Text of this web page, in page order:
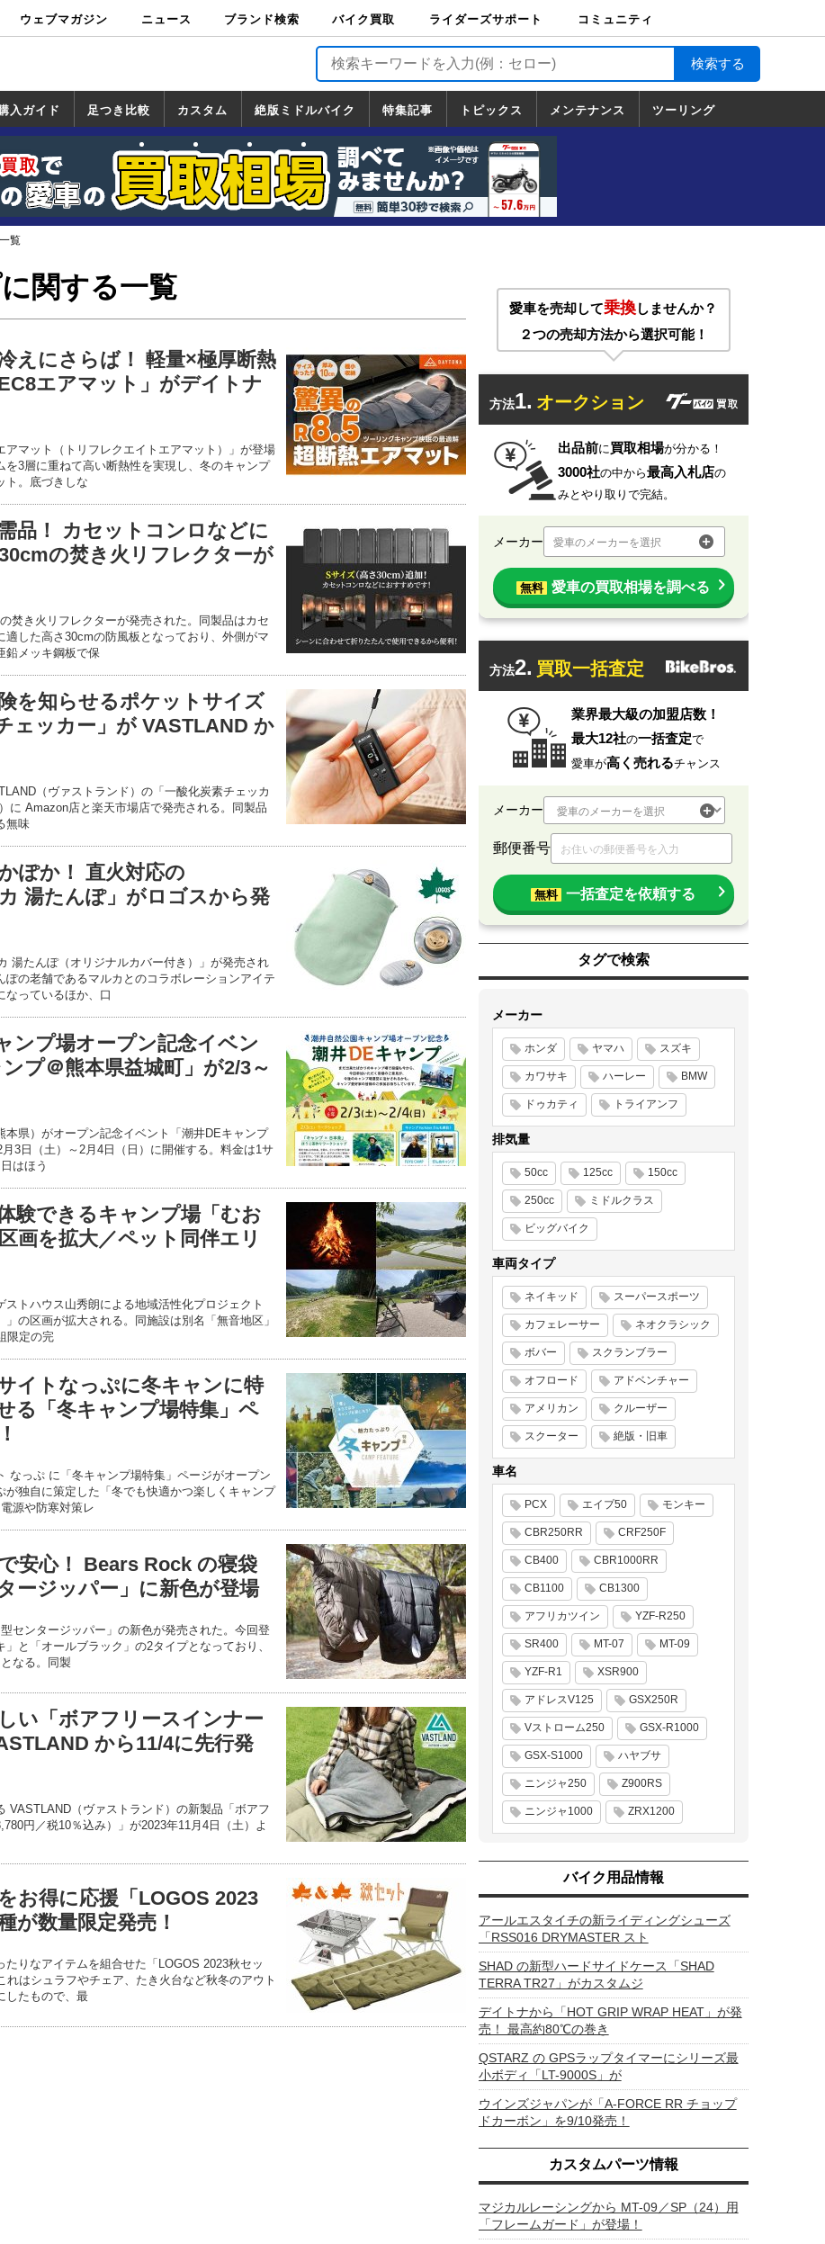
ウェブマガジン ニュース ブランド検索 バイク買取
バイク買取
ライダーズサポート
ライダーズサポート
TOP
バイク輸送
バイクガレージライ
フ
バイク車両保険
ロードサービス
バイク試乗
コミュニティ
入ガイド
覧
足つき比較 カスタム
カスタム
一覧
ホンダ
ヤマハ
スズキ
カワサキ
絶版ミドルバイク
絶版ミドルバイク
一覧
ホンダ
ヤマハ
スズキ
カワサキ
特集記事 トピックス
トピックス
一覧
ホンダ
ヤマハ
スズキ
カワサキ
ハーレーダ
ビッドソン
BMW
ドゥカティ
トライアン
フ
メンテナンス ツーリング
道の駅調査隊
ツーリング情報局
日本の道50選
国道めぐり
林道ツーリング
覧
関する一覧
えにさらば！ 軽量×極厚断熱
エアマット」がデイトナ
アマット（トリフレクエイトエアマット）」が登場
を3層に重ねて高い断熱性を実現し、冬のキャンプ
ト。底づきしな
品！ カセットコンロなどに
の焚き火リフレクターが
焚き火リフレクターが発売された。同製品はカセ
適した高さ30cmの防風板となっており、外側がマ
鉛メッキ鋼板で保
を知らせるポケットサイズ
ェッカー」が VASTLAND か
（ヴァストランド）の「一酸化炭素チェッカ
に Amazon店と楽天市場店で発売される。同製品
無味
ぽか！ 直火対応の
湯たんぽ」がロゴスから発
湯たんぽ（オリジナルカバー付き）」が発売され
ぽの老舗であるマルカとのコラボレーションアイテ
なっているほか、口
ンプ場オープン記念イベン
ンプ＠熊本県益城町」が2/3～
本県）がオープン記念イベント「潮井DEキャンプ
3日（土）～2月4日（日）に開催する。料金は1サ
はほう
験できるキャンプ場「むお
画を拡大／ペット同伴エリ
トハウス山秀朗による地域活性化プロジェクト
」の区画が拡大される。同施設は別名「無音地区」
限定の完
イトなっぷに冬キャンに特
る「冬キャンプ場特集」ペ
なっぷ に「冬キャンプ場特集」ページがオープン
が独自に策定した「冬でも快適かつ楽しくキャンプ
源や防寒対策レ
安心！ Bears Rock の寝袋
ージッパー」に新色が登場
センタージッパー」の新色が発売された。今回登
と「オールブラック」の2タイプとなっており、
なる。同製
い「ボアフリースインナー
から11/4に先行発
VASTLAND（ヴァストランド）の新製品「ボアフ
円／税10％込み）」が2023年11月4日（土）よ
お得に応援「LOGOS 2023
が数量限定発売！
たりなアイテムを組合せた「LOGOS 2023秋セッ
れはシュラフやチェア、たき火台など秋冬のアウト
したもので、最
愛車を売却して乗換しませんか？
２つの売却方法から選択可能！
方法1. オークション
出品前に買取相場が分かる！
3000社の中から最高入札店の
みとやり取りで完結。
メーカー 愛車のメーカーを選択
無料 愛車の買取相場を調べる
方法2. 買取一括査定
業界最大級の加盟店数！
最大12社の一括査定で
愛車が高く売れるチャンス
メーカー
郵便番号
無料 一括査定を依頼する
タグで検索
メーカー
ホンダ ヤマハ スズキ
カワサキ ハーレー BMW
ドゥカティ トライアンフ
排気量
50cc 125cc 150cc
250cc ミドルクラス
ビッグバイク
車両タイプ
ネイキッド スーパースポーツ
カフェレーサー ネオクラシック
ボバー スクランブラー
オフロード アドベンチャー
アメリカン クルーザー
スクーター 絶版・旧車
車名
PCX エイプ50 モンキー
CBR250RR CRF250F
CB400 CBR1000RR
CB1100 CB1300
アフリカツイン YZF-R250
SR400 MT-07 MT-09
YZF-R1 XSR900
アドレスV125 GSX250R
Vストローム250 GSX-R1000
GSX-S1000 ハヤブサ
ニンジャ250 Z900RS
ニンジャ1000 ZRX1200
バイク用品情報
アールエスタイチの新ライディングシューズ
「RSS016 DRYMASTER スト
SHAD の新型ハードサイドケース「SHAD
TERRA TR27」がカスタムジ
デイトナから「HOT GRIP WRAP HEAT」が発
売！ 最高約80℃の巻き
QSTARZ の GPSラップタイマーにシリーズ最
小ボディ「LT-9000S」が
ウインズジャパンが「A-FORCE RR チョップ
ドカーボン」を9/10発売！
カスタムパーツ情報
マジカルレーシングから MT-09／SP（24）用
「フレームガード」が登場！